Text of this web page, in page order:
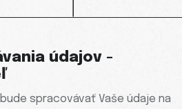
údajov -
spracovávať Vaše údaje na